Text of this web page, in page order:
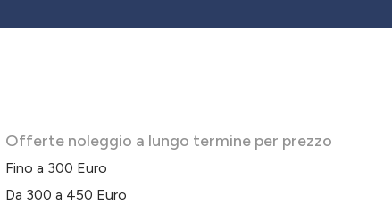
Offerte noleggio a lungo termine per prezzo
Fino a 300 Euro
Da 300 a 450 Euro